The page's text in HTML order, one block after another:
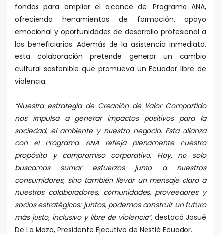
fondos para ampliar el alcance del Programa ANA,
ofreciendo herramientas de formación, apoyo
emocional y oportunidades de desarrollo profesional a
las beneficiarias. Además de la asistencia inmediata,
esta colaboración pretende generar un cambio
cultural sostenible que promueva un Ecuador libre de
violencia.
“Nuestra estrategia de Creación de Valor Compartido
nos impulsa a generar impactos positivos para la
sociedad, el ambiente y nuestro negocio. Esta alianza
con el Programa ANA refleja plenamente nuestro
propósito y compromiso corporativo. Hoy, no solo
buscamos sumar esfuerzos junto a nuestros
consumidores, sino también llevar un mensaje claro a
nuestros colaboradores, comunidades, proveedores y
socios estratégicos: juntos, podemos construir un futuro
más justo, inclusivo y libre de violencia”, destacó Josué
De La Maza, Presidente Ejecutivo de Nestlé Ecuador.